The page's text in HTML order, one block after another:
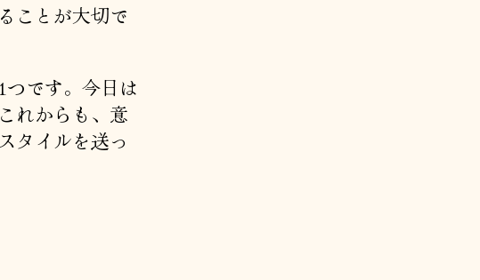
ことが大切で
です。今日は
れからも、意
タイルを送っ